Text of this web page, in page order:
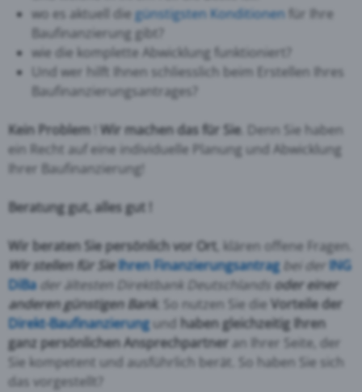
wo es aktuell die günstigsten Konditionen für Ihre
Baufinanzierung gibt?
wie die komplette Abwicklung funktioniert?
Und wer hilft Ihnen schliesslich beim Erstellen Ihres
Baufinanzierungsantrages?
Kein Problem Wir machen das für Sie . Denn Sie haben
ein Recht auf eine individuelle Planung und Abwicklung
Ihrer Baufinanzierung!
Beratung gut, alles gut !
Wir beraten Sie persönlich vor Ort , klären offene Fragen.
Wir stellen für SieIhren Finanzierungsantragbei der ING
DiBa der ältesten Direktbank Deutschlands oder einer
anderen günstigen Bank. So nutzen Sie die Vorteile der
Direkt-Baufinanzierungund haben gleichzeitig Ihren
ganz persönlichen Ansprechpartner an Ihrer Seite, der
Sie kompetent und ausführlich berät. So haben Sie sich
das vorgestellt?